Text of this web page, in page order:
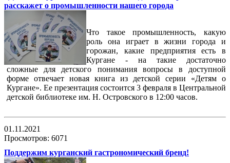
расскажет о промышленности нашего города
Что такое промышленность, какую
роль она играет в жизни города и
горожан, какие предприятия есть в
Кургане - на такие достаточно
сложные для детского понимания вопросы в доступной
форме отвечает новая книга из детской серии «Детям о
Кургане». Ее презентация состоится 3 февраля в Центральной
детской библиотеке им. Н. Островского в 12:00 часов.
01.11.2021
Просмотров: 6071
Поддержим курганский гастрономический бренд!